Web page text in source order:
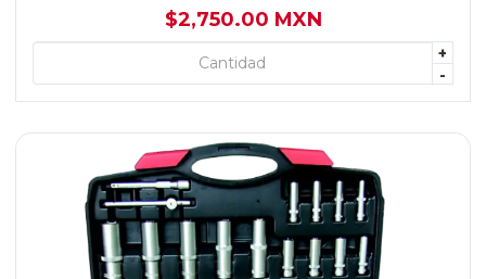
$2,750.00 MXN
+
-
+ AGREGAR